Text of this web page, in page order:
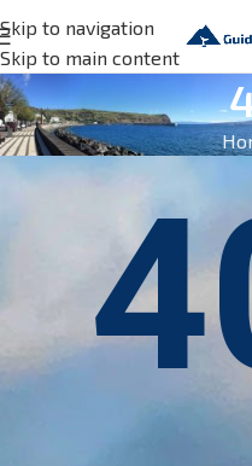
Skip to navigation
Skip to main content